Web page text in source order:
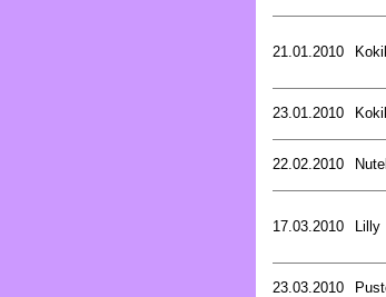
21.01.2010
23.01.2010
22.02.2010
17.03.2010 Lilly
23.03.2010